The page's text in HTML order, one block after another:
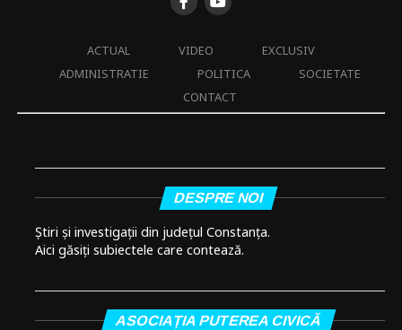
ACTUAL VIDEO
EXCLUSIV
ADMINISTRATIE
POLITICA
SOCIETATE
CONTACT
DESPRE NOI
Știri și investigații din județul Constanța.
Aici găsiți subiectele care contează.
ASOCIAȚIA PUTEREA CIVICĂ